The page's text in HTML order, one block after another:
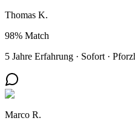
Thomas K.
98% Match
5 Jahre Erfahrung · Sofort ·
Marco R.